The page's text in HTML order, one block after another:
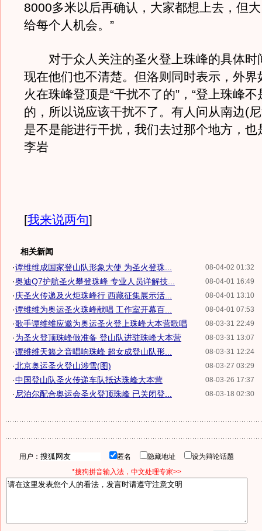
8000多米以后再确认，大家都想上去，但
给每个人机会。”
对于众人关注的圣火登上珠峰的具体时
现在他们也不清楚。但洛则同时表示，外界
火在珠峰登顶是“干扰不了的”，“登上珠峰
的，所以说应该干扰不了。有人问从南边(
是不是能进行干扰，我们去过那个地方，也
李岩
[我来说两句]
相关新闻
08-04-02 01:32
·谭维维成国家登山队形象大使 为圣火登珠...
08-04-01 16:49
·奥迪Q7护航圣火攀登珠峰 专业人员详解技...
08-04-01 13:10
·庆圣火传递及火炬珠峰行 西藏征集展示活...
08-04-01 07:53
·谭维维为奥运圣火珠峰献唱 工作室开幕百...
08-03-31 22:49
·歌手谭维维应邀为奥运圣火登上珠峰大本营歌唱
08-03-31 13:07
·为圣火登顶珠峰做准备 登山队进驻珠峰大本营
08-03-31 12:24
·谭维维天籁之音唱响珠峰 超女成登山队形...
08-03-27 03:29
·北京奥运圣火登山涉雪(图)
08-03-26 17:37
·中国登山队圣火传递车队抵达珠峰大本营
08-03-18 02:30
· 尼泊尔配合奥运会圣火登顶珠峰 已关闭登...
用户： 匿名 隐藏地址
设为辩论话题
*搜狗拼音输入法，中文处理专家>>